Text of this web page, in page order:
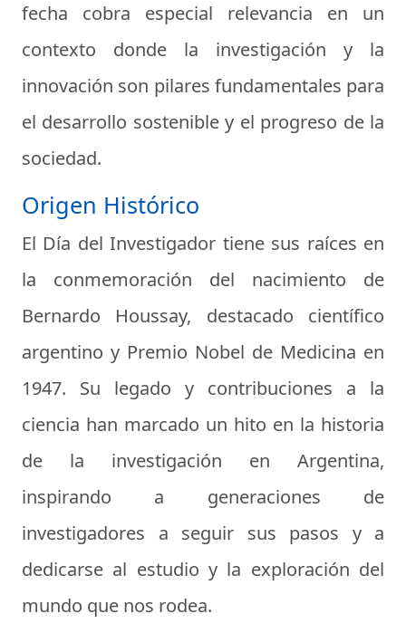
fecha cobra especial relevancia en un
contexto donde la investigación y la
innovación son pilares fundamentales para
el desarrollo sostenible y el progreso de la
sociedad.
Origen Histórico
El Día del Investigador tiene sus raíces en
la conmemoración del nacimiento de
Bernardo Houssay, destacado científico
argentino y Premio Nobel de Medicina en
1947. Su legado y contribuciones a la
ciencia han marcado un hito en la historia
de la investigación en Argentina,
inspirando a generaciones de
investigadores a seguir sus pasos y a
dedicarse al estudio y la exploración del
mundo que nos rodea.